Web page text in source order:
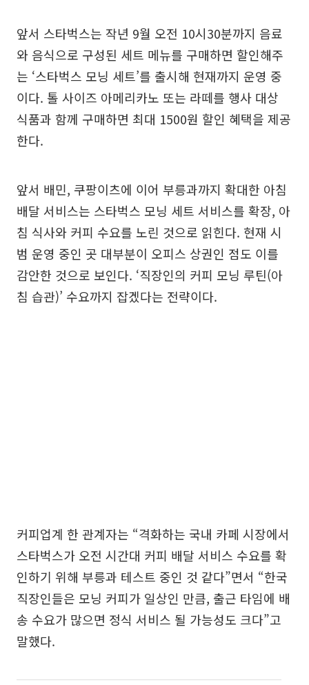
앞서 스타벅스는 작년 9월 오전 10시30분까지 음료
와 음식으로 구성된 세트 메뉴를 구매하면 할인해주
는 ‘스타벅스 모닝 세트’를 출시해 현재까지 운영 중
이다. 톨 사이즈 아메리카노 또는 라떼를 행사 대상
식품과 함께 구매하면 최대 1500원 할인 혜택을 제공
한다.
앞서 배민, 쿠팡이츠에 이어 부릉과까지 확대한 아침
배달 서비스는 스타벅스 모닝 세트 서비스를 확장, 아
침 식사와 커피 수요를 노린 것으로 읽힌다. 현재 시
범 운영 중인 곳 대부분이 오피스 상권인 점도 이를
감안한 것으로 보인다. ‘직장인의 커피 모닝 루틴(아
침 습관)’ 수요까지 잡겠다는 전략이다.
커피업계 한 관계자는 “격화하는 국내 카페 시장에서
스타벅스가 오전 시간대 커피 배달 서비스 수요를 확
인하기 위해 부릉과 테스트 중인 것 같다”면서 “한국
직장인들은 모닝 커피가 일상인 만큼, 출근 타임에 배
송 수요가 많으면 정식 서비스 될 가능성도 크다”고
말했다.